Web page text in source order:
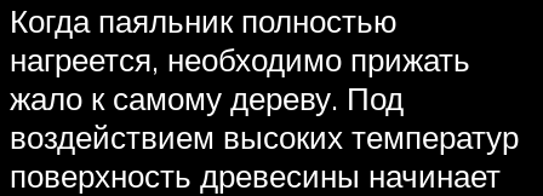
Когда паяльник полностью
нагреется, необходимо прижать
жало к самому дереву. Под
воздействием высоких температур
поверхность древесины начинает